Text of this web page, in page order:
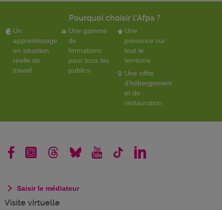
Pourquoi choisir l'Afpa ?
Un
apprentissage
en situation
réelle de
travail
Une gamme
de
formations
pour tous les
publics
Une
présence sur
tout le
territoire
Une offre
d'hébergement
et de
restauration
Saisir le médiateur
Visite virtuelle